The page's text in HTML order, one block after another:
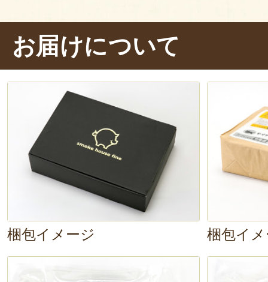
パリッ！ん～～、お肉のジューシ
りも良く、噛むたびに口の中で肉
アクセントになっていて、とても
て、ホールマスタードをたっぷり
うんうん、マスタードの程よい酸
ージの濃厚な味わいを引き立てて
組み合わせですね。
今回は湯煎していただきましたが、
に入れたりするのもおすすめです
お届けについて
梱包イメージ 梱包イ